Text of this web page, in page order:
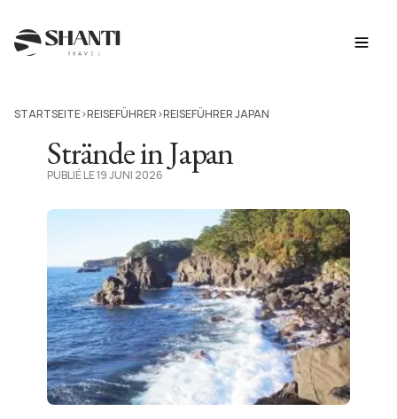
STARTSEITE>REISEFÜHRER>REISEFÜHRER JAPAN
Strände in Japan
PUBLIÉ LE 19 JUNI 2026